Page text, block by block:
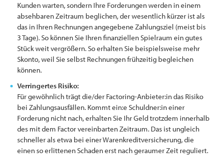
Kunden warten, sondern Ihre Forderungen werden in einem
absehbaren Zeitraum beglichen, der wesentlich kürzer ist als
das in Ihren Rechnungen angegebene Zahlungsziel (meist bis
3 Tage). So können Sie Ihren finanziellen Spielraum ein gutes
Stück weit vergrößern. So erhalten Sie beispielsweise mehr
Skonto, weil Sie selbst Rechnungen frühzeitig begleichen
können.
Verringertes Risiko:
Für gewöhnlich trägt die/der Factoring-Anbieter:in das Risiko
bei Zahlungsausfällen. Kommt ein:e Schuldner:in einer
Forderung nicht nach, erhalten Sie Ihr Geld trotzdem innerhalb
des mit dem Factor vereinbarten Zeitraum. Das ist ungleich
schneller als etwa bei einer Warenkreditversicherung, die
einen so erlittenen Schaden erst nach geraumer Zeit reguliert.